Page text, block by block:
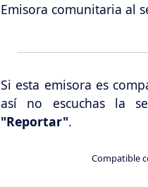
Emisora comunitaria al
Si esta emisora es
así no escuchas la
"Reportar".
Compatible